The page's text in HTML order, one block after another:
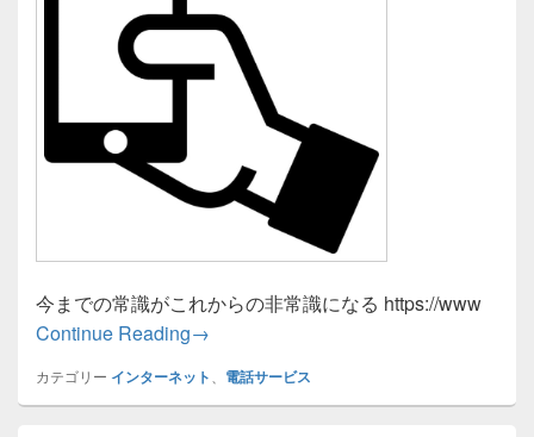
今までの常識がこれからの非常識になる https://www
Continue Reading電話のＩＰ化に伴う今後の流れを読み
→
カテゴリー インターネット 電話サービス